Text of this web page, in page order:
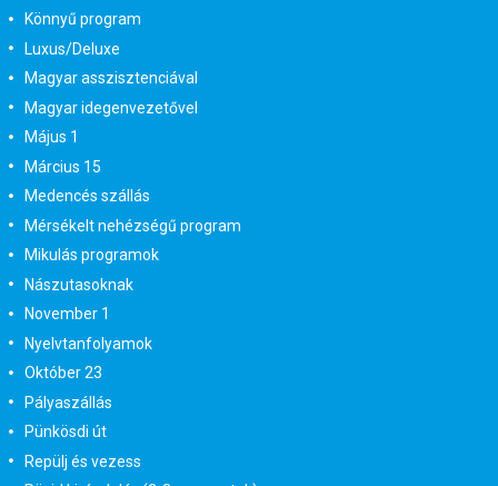
Könnyű program
Luxus/Deluxe
Magyar asszisztenciával
Magyar idegenvezetővel
Május 1
Március 15
Medencés szállás
Mérsékelt nehézségű program
Mikulás programok
Nászutasoknak
November 1
Nyelvtanfolyamok
Október 23
Pályaszállás
Pünkösdi út
Repülj és vezess